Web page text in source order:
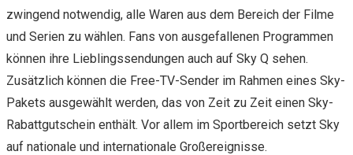
zwingend notwendig, alle Waren aus dem Bereich der Filme
und Serien zu wählen. Fans von ausgefallenen Programmen
können ihre Lieblingssendungen auch auf Sky Q sehen.
Zusätzlich können die Free-TV-Sender im Rahmen eines Sky-
Pakets ausgewählt werden, das von Zeit zu Zeit einen Sky-
Rabattgutschein enthält. Vor allem im Sportbereich setzt Sky
auf nationale und internationale Großereignisse.